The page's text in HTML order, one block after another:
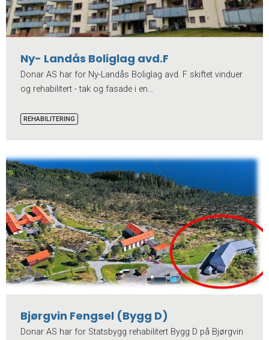
Ny- Landås Boliglag avd.F
Donar AS har for Ny-Landås Boliglag avd. F skiftet vinduer
og rehabilitert - tak og fasade i en...
REHABILITERING
Bjørgvin Fengsel (Bygg D)
Donar AS har for Statsbygg rehabilitert Bygg D på Bjørgvin